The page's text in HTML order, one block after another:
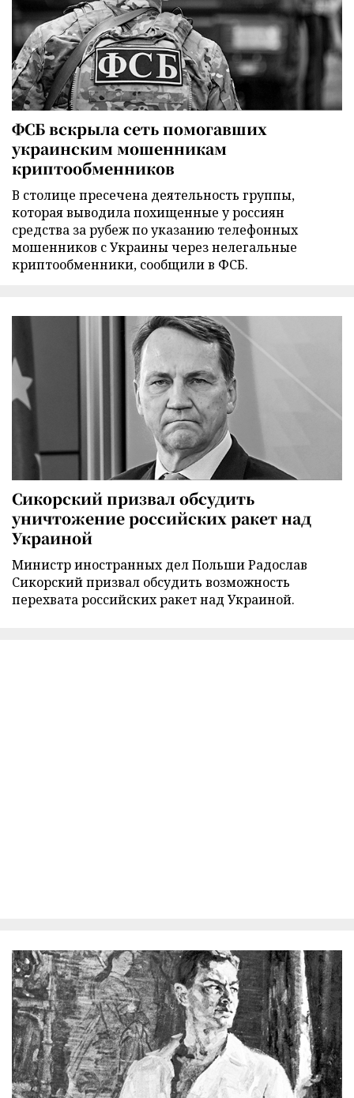
ФСБ вскрыла сеть помогавших
украинским мошенникам
криптообменников
В столице пресечена деятельность группы,
которая выводила похищенные у россиян
средства за рубеж по указанию телефонных
мошенников с Украины через нелегальные
криптообменники, сообщили в ФСБ.
Сикорский призвал обсудить
уничтожение российских ракет над
Украиной
Министр иностранных дел Польши Радослав
Сикорский призвал обсудить возможность
перехвата российских ракет над Украиной.